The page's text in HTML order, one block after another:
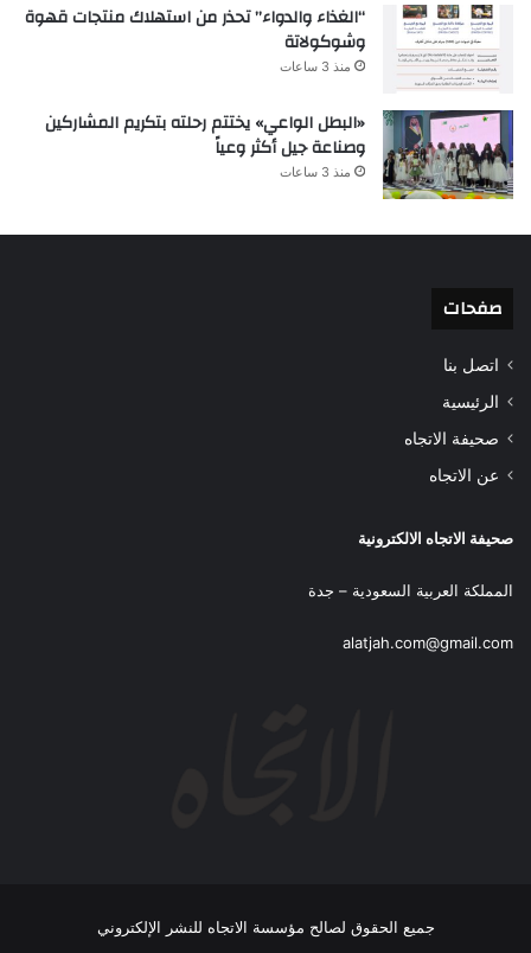
“الغذاء والدواء” تحذر من استهلاك منتجات قهوة
وشوكولاتة
منذ 3 ساعات
«البطل الواعي» يختتم رحلته بتكريم المشاركين
وصناعة جيل أكثر وعياً
منذ 3 ساعات
صفحات
اتصل بنا
الرئيسية
صحيفة الاتجاه
عن الاتجاه
صحيفة الاتجاه الالكترونية
المملكة العربية السعودية – جدة
alatjah.com@gmail.com
جميع الحقوق لصالح مؤسسة الاتجاه للنشر الإلكتروني